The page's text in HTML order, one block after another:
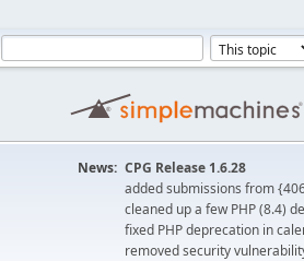
News: CPG Release 1.6.28
added submissions from
cleaned up a few PHP (8.4)
fixed PHP deprecation in
removed security